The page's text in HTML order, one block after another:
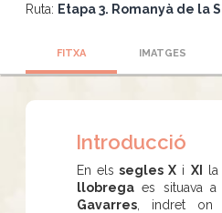
Ruta: Etapa 3. Romanyà de la
FITXA IMATGES
Introducció
En els segles X i XI
llobrega es situava a l
Gavarres , indret